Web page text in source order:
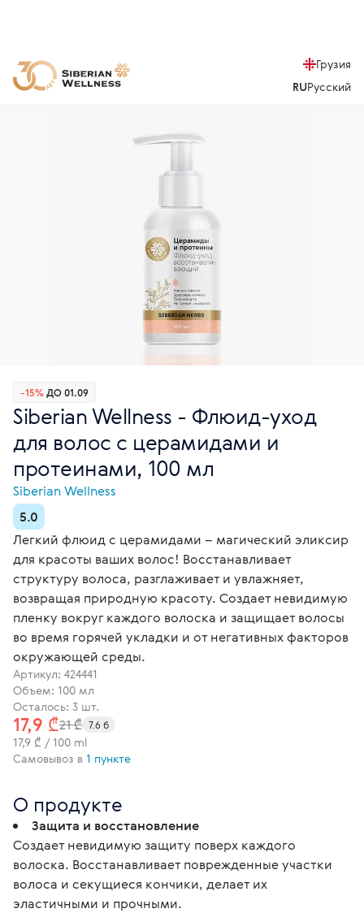
Грузия
RUРусский
-15%ДО 01.09
Siberian Wellness - Флюид-уход
для волос с церамидами и
протеинами, 100 мл
Siberian Wellness
5.0
Легкий флюид с церамидами – магический эликсир
для красоты ваших волос! Восстанавливает
структуру волоса, разглаживает и увлажняет,
возвращая природную красоту. Создает невидимую
пленку вокруг каждого волоска и защищает волосы
во время горячей укладки и от негативных факторов
окружающей среды.
Артикул: 424441
Объем: 100 мл
Осталось: 3 шт.
17,9 ₾21 ₾ 7.6 б
17,9 ₾ / 100 ml
Самовывоз в 1 пункте
О продукте
Защита и восстановление
Создает невидимую защиту поверх каждого
волоска. Восстанавливает поврежденные участки
волоса и секущиеся кончики, делает их
эластичными и прочными.